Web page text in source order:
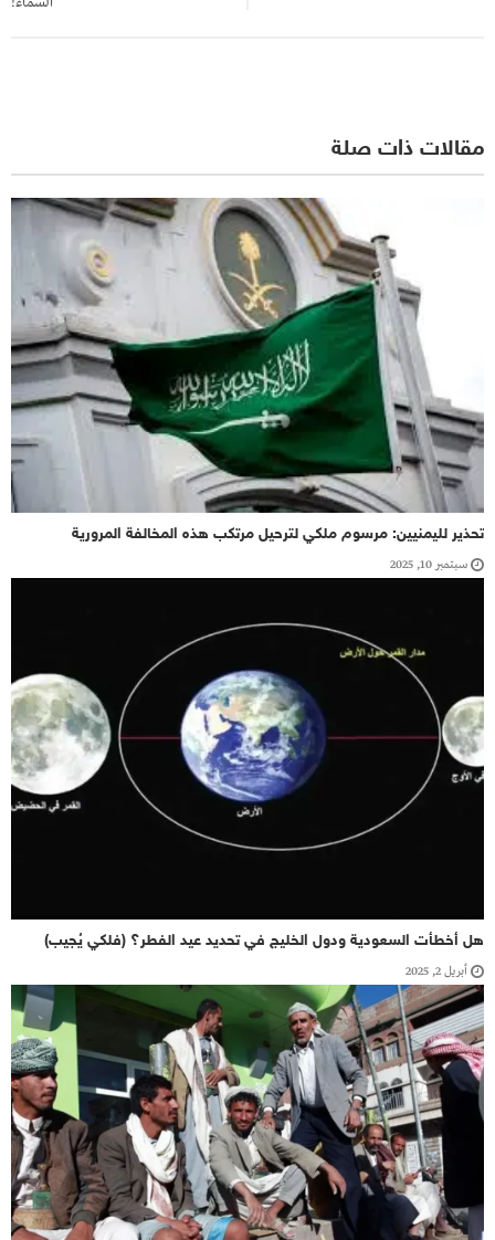
مقالات ذات صلة
تحذير لليمنيين: مرسوم ملكي لترحيل مرتكب هذه المخالفة المرورية
سبتمبر 10, 2025
هل أخطأت السعودية ودول الخليج في تحديد عيد الفطر؟ (فلكي يُجيب)
أبريل 2, 2025